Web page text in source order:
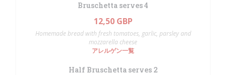
Bruschetta serves 4
12,50 GBP
Homemade bread with fresh tomatoes, garlic, parsley and
mozzarella cheese
アレルゲン一覧
Half Bruschetta serves 2